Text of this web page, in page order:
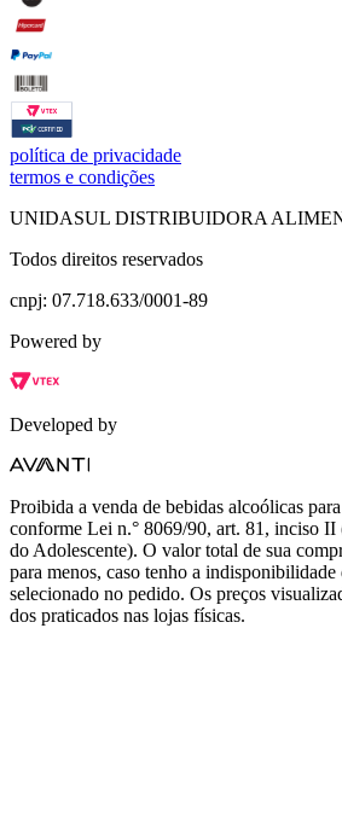
política de privacidade
termos e condições
UNIDASUL DISTRIBUIDORA
Todos direitos reservados
cnpj: 07.718.633/0001-89
Powered by
Developed by
Proibida a venda de bebidas alcoólicas
conforme Lei n.° 8069/90, art. 81, inciso II
do Adolescente). O valor total de sua
para menos, caso tenho a
selecionado no pedido. Os preços
dos praticados nas lojas físicas.